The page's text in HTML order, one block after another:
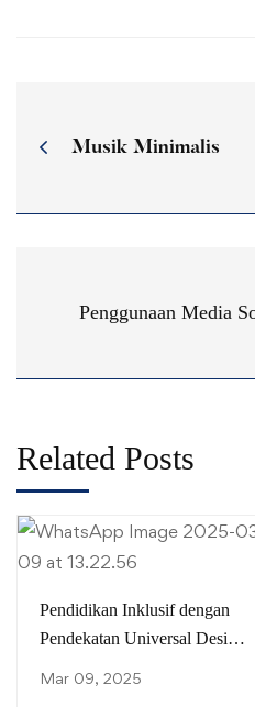
Musik Minimalis
Penggunaan Media
Related Posts
Pendidikan Inklusif dengan
Pendekatan Universal Design
Mar 09, 2025